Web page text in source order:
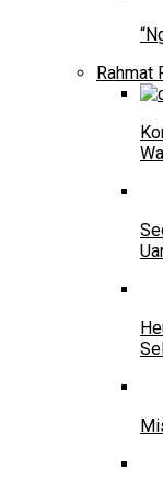
Rahmat